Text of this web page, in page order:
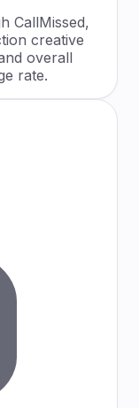
CallMissed,
creative
overall
rate.